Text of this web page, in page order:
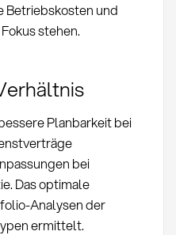
Betriebskosten und
stehen.
Planbarkeit bei
bei
Das optimale
Analysen der
ermittelt.